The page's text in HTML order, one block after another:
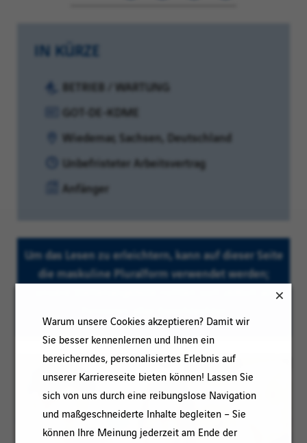
Warum unsere Cookies akzeptieren? Damit wir
Sie besser kennenlernen und Ihnen ein
bereicherndes, personalisiertes Erlebnis auf
unserer Karriereseite bieten können! Lassen Sie
sich von uns durch eine reibungslose Navigation
und maßgeschneiderte Inhalte begleiten – Sie
können Ihre Meinung jederzeit am Ende der
IN KÜRZE
Kategorie:
BETRIEB / WARTUNG
Referenz:
GOT-DE-KDME
Standort:
Wiedemar, Sachsen, Deutschland
Vertragsart:
Unbefristeter Arbeitsvertrag
Erfahrungsniveau:
Anfänger
Um das Lesen zu erleichtern, kann auf dieser Seite
die maskuline Pluralform verwendet werden;